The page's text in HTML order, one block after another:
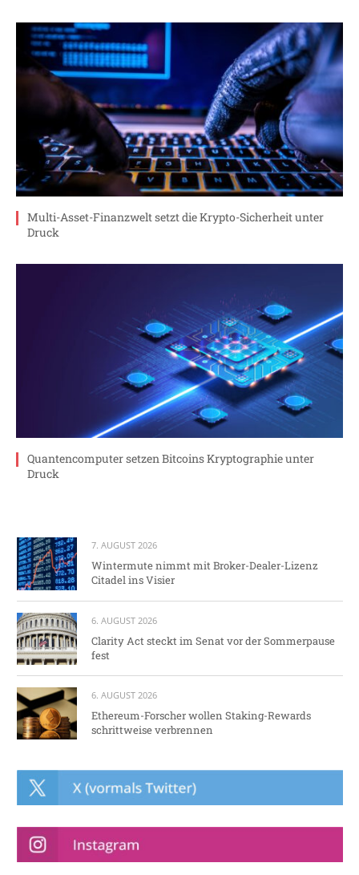
Multi-Asset-Finanzwelt setzt die Krypto-Sicherheit unter
Druck
Quantencomputer setzen Bitcoins Kryptographie unter
Druck
7. AUGUST 2026
Wintermute nimmt mit Broker-Dealer-Lizenz
Citadel ins Visier
6. AUGUST 2026
Clarity Act steckt im Senat vor der Sommerpause
fest
6. AUGUST 2026
Ethereum-Forscher wollen Staking-Rewards
schrittweise verbrennen